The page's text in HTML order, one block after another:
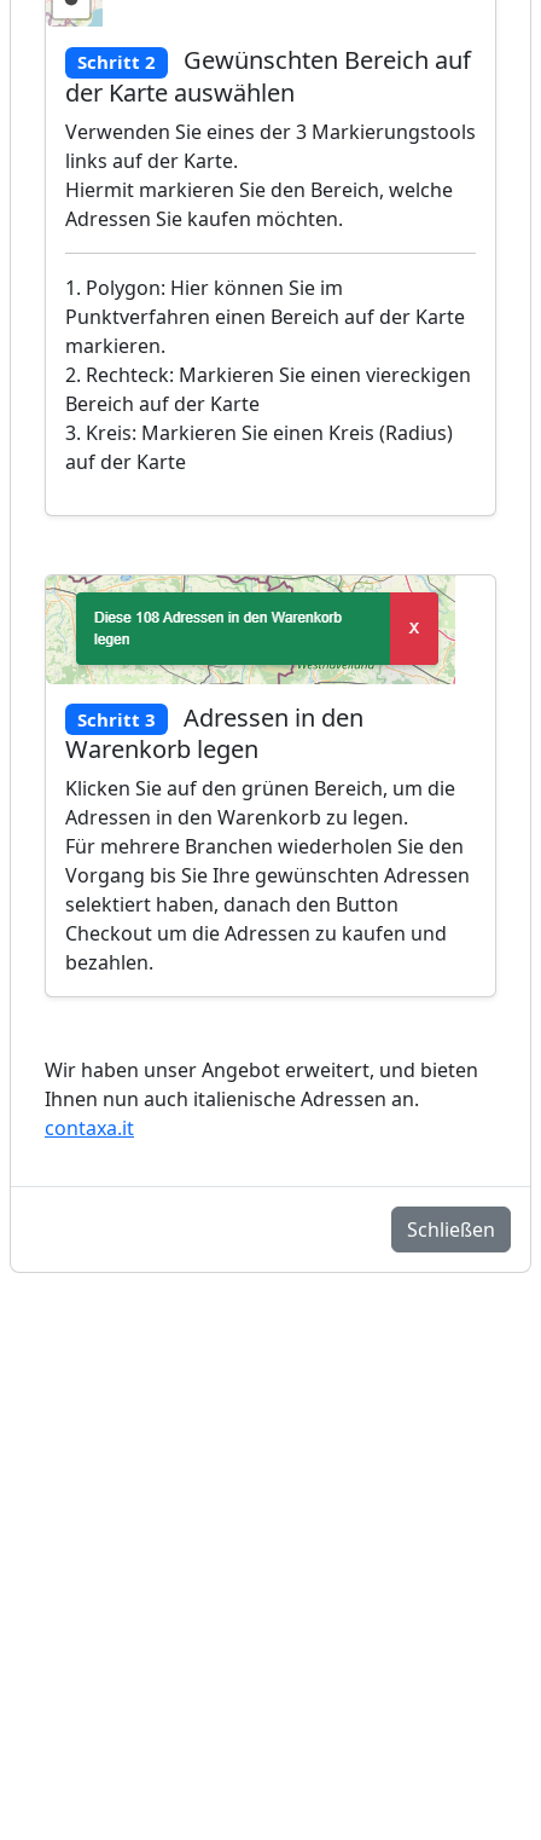
Schritt 2
Gewünschten Bereich auf
der Karte auswählen
Verwenden Sie eines der 3 Markierungstools
links auf der Karte.
Hiermit markieren Sie den Bereich, welche
Adressen Sie kaufen möchten.
1. Polygon: Hier können Sie im
Punktverfahren einen Bereich auf der Karte
markieren.
2. Rechteck: Markieren Sie einen viereckigen
Bereich auf der Karte
3. Kreis: Markieren Sie einen Kreis (Radius)
auf der Karte
Schritt 3
Adressen in den
Warenkorb legen
Klicken Sie auf den grünen Bereich, um die
Adressen in den Warenkorb zu legen.
Für mehrere Branchen wiederholen Sie den
Vorgang bis Sie Ihre gewünschten Adressen
selektiert haben, danach den Button
Checkout um die Adressen zu kaufen und
bezahlen.
Wir haben unser Angebot erweitert, und bieten
Ihnen nun auch italienische Adressen an.
contaxa.it
Schließen